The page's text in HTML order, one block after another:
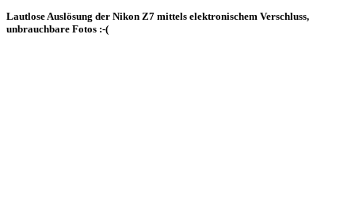
Lautlose Auslösung der Nikon Z7 mittels elektronischem Verschluss,
unbrauchbare Fotos :-(